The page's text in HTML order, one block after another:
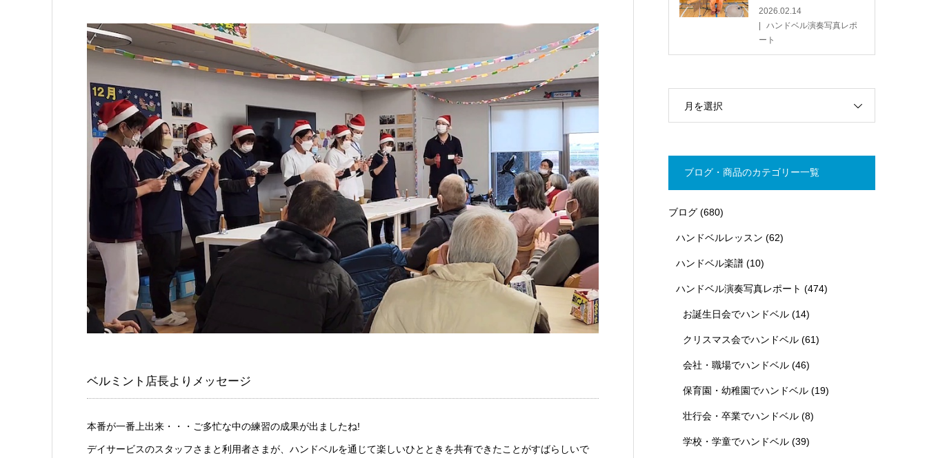
ベルミント店長よりメッセージ
本番が一番上出来・・・ご多忙な中の練習の成果が出ましたね!
デイサービスのスタッフさまと利用者さまが、ハンドベルを通じて楽しいひとときを共有できたことがすばらしいで
2026.02.14
ハンドベル演奏写真レポ
ート
月を選択
ブログ・商品のカテゴリー一覧
ブログ (680)
ハンドベルレッスン (62)
ハンドベル楽譜(10)
ハンドベル演奏写真レポート (474)
お誕生日会でハンドベル (14)
クリスマス会でハンドベル (61)
会社・職場でハンドベル (46)
保育園・幼稚園でハンドベル (19)
壮行会・卒業でハンドベル (8)
学校・学童でハンドベル (39)